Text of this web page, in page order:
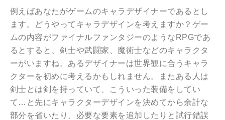
例えばあなたがゲームのキャラデザイナーであるとし
ます。どうやってキャラデザインを考えますか？ゲー
ムの内容がファイナルファンタジーのようなRPGであ
るとすると、剣士や武闘家、魔術士などのキャラクタ
ーがいますね。あるデザイナーは世界観に合うキャラ
クターを初めに考えるかもしれません。またある人は
剣士とは剣を持っていて、こういった装備をしてい
て…と先にキャラクターデザインを決めてから余計な
部分を省いたり、必要な要素を追加したりと試行錯誤